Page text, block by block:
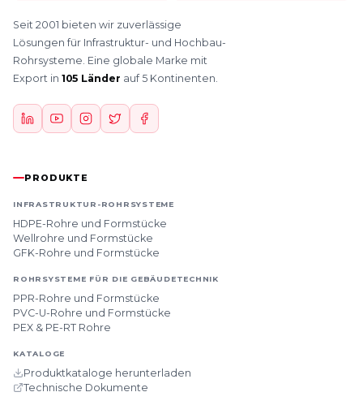
Seit 2001 bieten wir zuverlässige
Lösungen für Infrastruktur- und Hochbau-
Rohrsysteme. Eine globale Marke mit
Export in 105 Länder auf 5 Kontinenten.
PRODUKTE
INFRASTRUKTUR-ROHRSYSTEME
HDPE-Rohre und Formstücke
Wellrohre und Formstücke
GFK-Rohre und Formstücke
ROHRSYSTEME FÜR DIE GEBÄUDETECHNIK
PPR-Rohre und Formstücke
PVC-U-Rohre und Formstücke
PEX & PE-RT Rohre
KATALOGE
Produktkataloge herunterladen
Technische Dokumente